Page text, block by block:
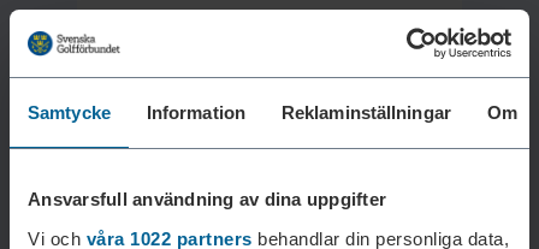
Samtycke Information Reklaminställningar Om
Ansvarsfull användning av dina uppgifter
Vi och våra 1022 partners behandlar din personliga data,
Laddar reklam...